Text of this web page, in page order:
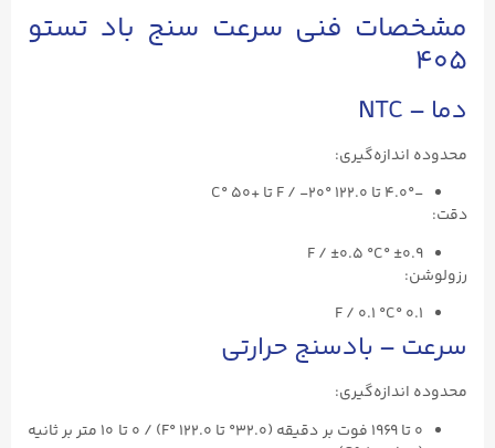
مشخصات فنی سرعت سنج باد تستو
۴۰۵
دما – NTC
محدوده اندازه‌گیری:
-۴.۰° تا ۱۲۲.۰ °F / -۲۰ تا +۵۰ °C
دقت:
±0.9 °F / ±0.5 °C
رزولوشن:
0.1 °F / 0.1 °C
سرعت – بادسنج حرارتی
محدوده اندازه‌گیری:
۰ تا ۱۹۶۹ فوت بر دقیقه (۳۲.۰° تا ۱۲۲.۰ °F) / ۰ تا ۱۰ متر بر ثانیه